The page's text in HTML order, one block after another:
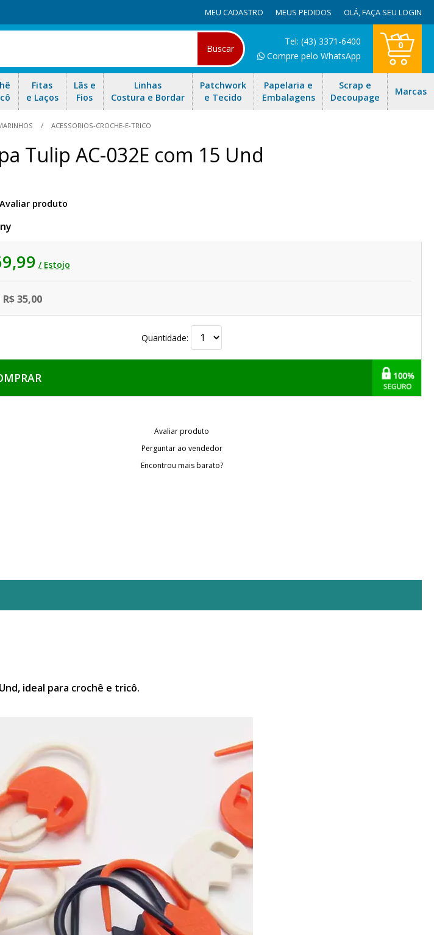
MEU CADASTRO MEUS PEDIDOS OLÁ,FAÇA SEU LOGIN
Buscar
Tel: (43) 3371-6400
Compre pelo WhatsApp
0
Fitas
e Laços
Lãs e
Fios
Linhas
Costura e Bordar
Patchwork
e Tecido
Papelaria e
Embalagens
Scrap e
Decoupage
Marcas
ACESSORIOS-CROCHE-E-TRICO
Tulip AC-032E com 15 Und
Avaliar produto
/ Estojo
35,00
Quantidade:
Avaliar produto
Perguntar ao vendedor
Encontrou mais barato?
ideal para crochê e tricô.